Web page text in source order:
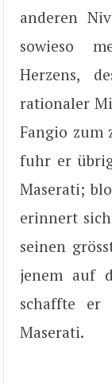
anderen
sowieso
Herzens,
rationaler
Fangio zum
fuhr er
Maserati;
erinnert
seinen
jenem auf
schaffte er
Maserati.